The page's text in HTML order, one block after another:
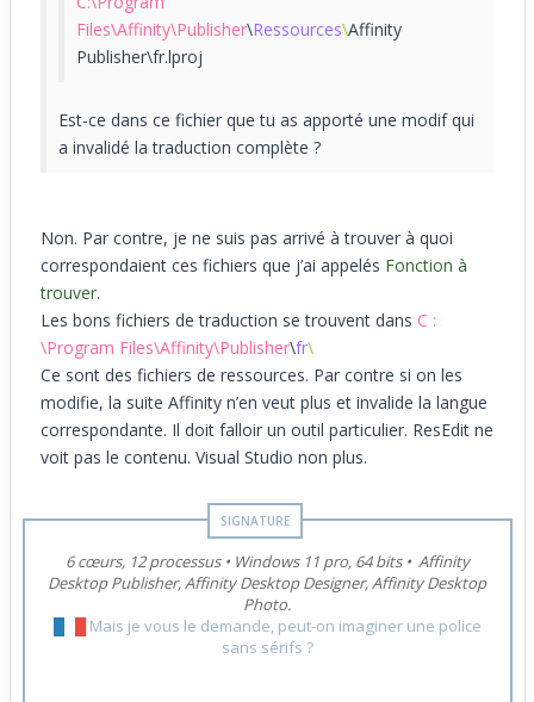
Files\Affinity\Publisher\Ressources\Affinity
Publisher\fr.lproj
Est-ce dans ce fichier que tu as apporté une modif qui
a invalidé la traduction complète ?
Non. Par contre, je ne suis pas arrivé à trouver à quoi
correspondaient ces fichiers que j’ai appelés Fonction à
trouver.
Les bons fichiers de traduction se trouvent dans C :
\Program Files\Affinity\Publisher\fr\
Ce sont des fichiers de ressources. Par contre si on les
modifie, la suite Affinity n’en veut plus et invalide la langue
correspondante. Il doit falloir un outil particulier. ResEdit ne
voit pas le contenu. Visual Studio non plus.
6 cœurs, 12 processus• Windows 11 pro, 64 bits • Affinity
Desktop Publisher, Affinity Desktop Designer, Affinity Desktop
Photo.
Mais je vous le demande, peut-on imaginer une police
sans sérifs ?